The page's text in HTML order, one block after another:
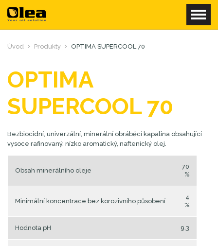
Úvod Produkty OPTIMA SUPERCOOL 70
OPTIMA
SUPERCOOL 70
Bezbiocidní, univerzální, minerální obráběcí kapalina obsahující
vysoce rafinovaný, nízko aromatický, naftenický olej.
Obsah minerálního oleje
70
%
Minimální koncentrace bez korozivního působení
4
%
Hodnota pH 9,3